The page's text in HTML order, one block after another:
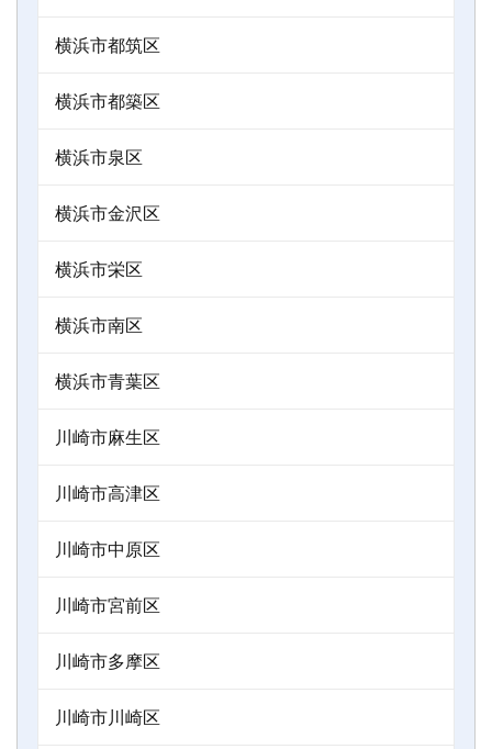
横浜市都筑区
横浜市都築区
横浜市泉区
横浜市金沢区
横浜市栄区
横浜市南区
横浜市青葉区
川崎市麻生区
川崎市高津区
川崎市中原区
川崎市宮前区
川崎市多摩区
川崎市川崎区